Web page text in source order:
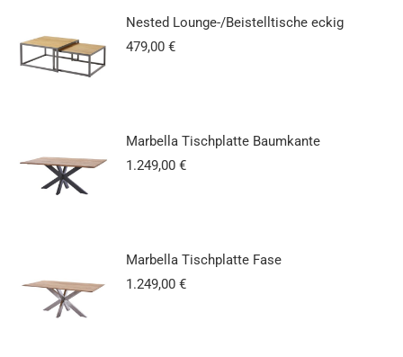
Nested Lounge-/Beistelltische eckig
479,00 €
Marbella Tischplatte Baumkante
1.249,00 €
Marbella Tischplatte Fase
1.249,00 €